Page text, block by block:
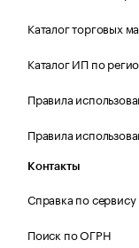
Каталог торговых
Каталог ИП по
Правила
Правила
Контакты
Справка по сервису
Поиск по ОГРН